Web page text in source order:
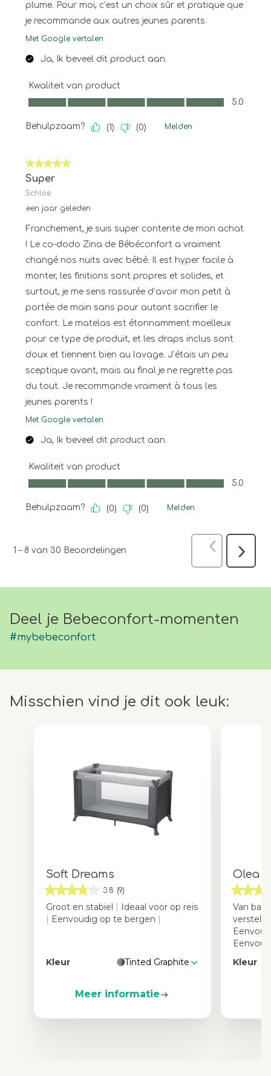
Deel je Bebeconfort-momenten
#mybebeconfort
Misschien vind je dit ook leuk:
Soft Dreams
3.8 (9)
Groot en stabiel | Ideaal voor op reis
| Eenvoudig op te bergen |
Kleur Tinted Graphite
Meer informatie
Olea
Van
Kleur
plume. Pour moi, c’est un choix sûr et pratique que
je recommande aux autres jeunes parents.
Met Google vertalen
Ja, Ik beveel dit product aan.
Kwaliteit van product
Kwaliteit van product, 5.0 van 5
5.0
Behulpzaam? (1) (0) Melden
5 van 5 sterren.
Super
Schloe
een jaar geleden
Franchement, je suis super contente de mon achat
! Le co-dodo Zina de Bébéconfort a vraiment
changé nos nuits avec bébé. Il est hyper facile à
monter, les finitions sont propres et solides, et
surtout, je me sens rassurée d’avoir mon petit à
portée de main sans pour autant sacrifier le
confort. Le matelas est étonnamment moelleux
pour ce type de produit, et les draps inclus sont
doux et tiennent bien au lavage. J’étais un peu
sceptique avant, mais au final je ne regrette pas
du tout. Je recommande vraiment à tous les
jeunes parents !
Met Google vertalen
Ja, Ik beveel dit product aan.
Kwaliteit van product
Kwaliteit van product, 5.0 van 5
5.0
Behulpzaam? (0) (0) Melden
1 – 8 van 30 Beoordelingen Vorige